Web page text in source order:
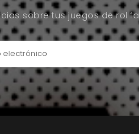
sobre tus juegos de rol